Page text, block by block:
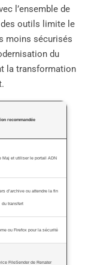
l’ensemble de
outils limite le
moins sécurisés
du
la transformation
recommandée
Maj et utiliser le portail ADN
d’archive ou attendre la fin
du transfert
ou Firefox pour la sécurité
FileSender de Renater